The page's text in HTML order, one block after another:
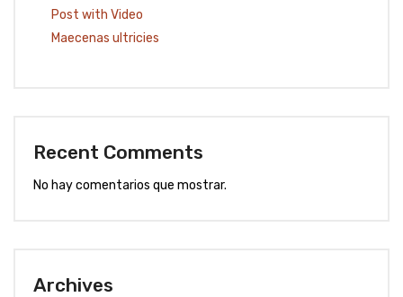
Post with Video
Maecenas ultricies
Recent Comments
No hay comentarios que mostrar.
Archives